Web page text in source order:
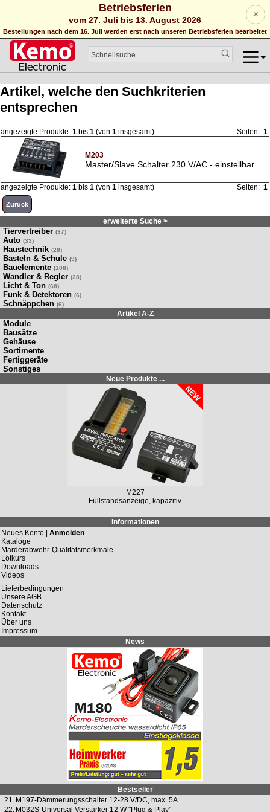
Betriebsferien
vom 27. Juli bis 13. August 2026
Bestellungen nach dem 16. Juli werden erst nach unseren Betriebsferien bearbeitet
×
Artikel, welche den Suchkriterien
entsprechen
angezeigte Produkte: 1 bis 1 (von 1 insgesamt) Seiten: 1
M203
Master/Slave Schalter 230 V/AC - einstellbar
angezeigte Produkte: 1 bis 1 (von 1 insgesamt) Seiten: 1
Zurück
erweiterte Suche >
Tiervertreiber (37)
Auto (33)
Haustechnik (28)
Basteln & Schule (9)
Bauelemente (108)
Wandler & Regler (28)
Licht & Ton (68)
Funk & Detektoren (6)
Schnäppchen (6)
Artikel A-Z
Module
Bausätze
Gehäuse
Sortimente
Fertiggeräte
Sonstiges
Neue Produkte ...
M227
Füllstandsanzeige, kapazitiv
Informationen
Neues Konto | Anmelden
Kataloge
Marderabwehr-Qualitätsmerkmale
Lötkurs
Downloads
Videos
Lieferbedingungen
Unsere AGB
Datenschutz
Kontakt
Über uns
Impressum
News
Bestseller
21. M197-Dämmerungsschalter 12-28 V/DC, max. 5A
22. M032S-Universal Verstärker 12 W "Plug & Play"